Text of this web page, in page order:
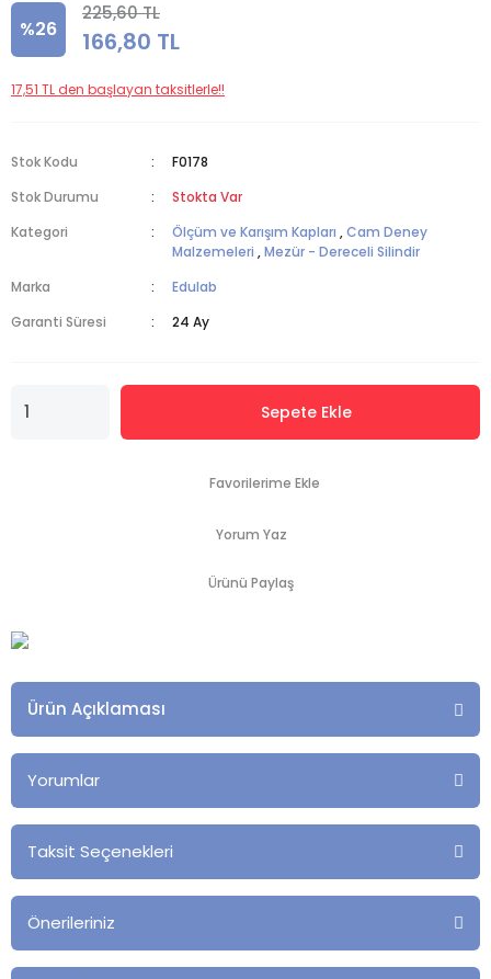
%26
225,60 TL
166,80 TL
17,51 TL den başlayan taksitlerle!!
Stok Kodu
F0178
Stok Durumu
Stokta Var
Kategori
Ölçüm ve Karışım Kapları ,Cam Deney
Malzemeleri ,Mezür - Dereceli Silindir
Marka
Edulab
Garanti Süresi
24 Ay
Sepete Ekle
Yorum Yaz
Ürünü Paylaş
Ürün Açıklaması
Yorumlar
Taksit Seçenekleri
Önerileriniz